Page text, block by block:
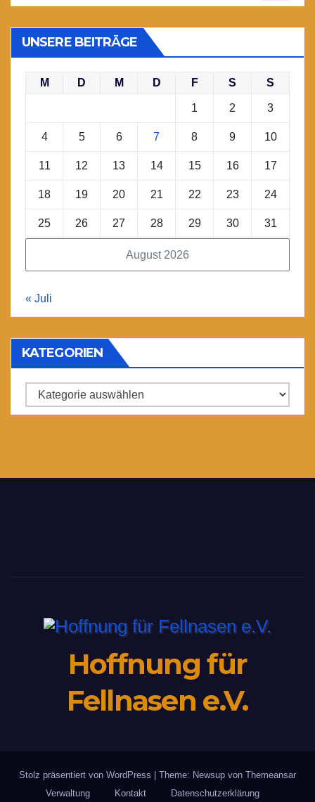
UNSERE BEITRÄGE
August 2026
M D M D F S S
1 2 3
4 5 6 7 8 9 10
11 12 13 14 15 16 17
18 19 20 21 22 23 24
25 26 27 28 29 30 31
« Juli
KATEGORIEN
Kategorien
Hoffnung für
Fellnasen e.V.
Stolz präsentiert von WordPress | Theme: Newsup von Themeansar
Verwaltung
Kontakt Datenschutzerklärung